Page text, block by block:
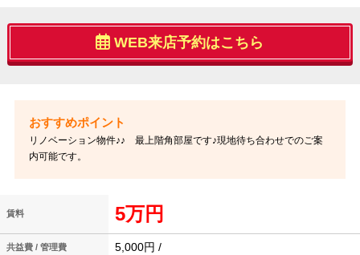
WEB来店予約はこちら
リノベーション物件♪♪ 最上階角部屋です♪現地待ち合わせでのご案
内可能です。
賃料 5万円
共益費 / 管理費 5,000円 /